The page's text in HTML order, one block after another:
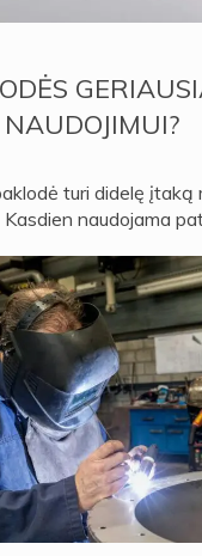
turi didelę įtaką
naudojama